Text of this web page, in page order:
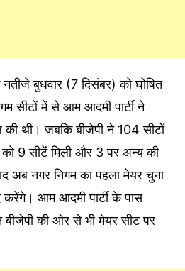
बुधवार (7 दिसंबर) को घोषित
सीटों में से आम आदमी पार्टी ने
की थी। जबकि बीजेपी ने 104 सीटों
9 सीटें मिली और 3 पर अन्य की
अब नगर निगम का पहला मेयर चुना
करेंगे। आम आदमी पार्टी के पास
की ओर से भी मेयर सीट पर